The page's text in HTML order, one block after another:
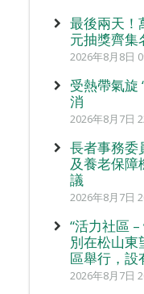
最後兩天！
元抽獎齊集
2026年8月8日
受熱帶氣
消
2026年8月7日
長者事務委
及養老保障
議
2026年8月7日
“活力社區
別在松山東
區舉行，設
2026年8月7日